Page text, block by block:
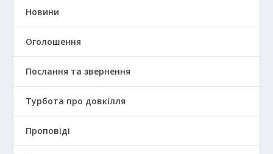
Новини
Оголошення
Послання та звернення
Турбота про довкілля
Проповіді